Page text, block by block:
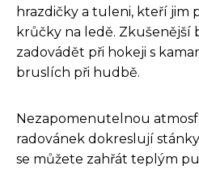
hrazdičky a tuleni, kteří jim
krůčky na ledě. Zkušenější
zadovádět při hokeji s
bruslích při hudbě.
Nezapomenutelnou
radovánek dokreslují
se můžete zahřát teplým